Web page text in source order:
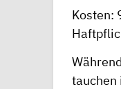
Kosten:
tauchen